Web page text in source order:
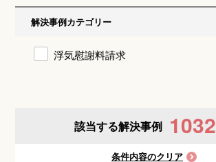
解決事例カテゴリー
浮気慰謝料請求
該当する解決事例 1032
条件内容のクリア